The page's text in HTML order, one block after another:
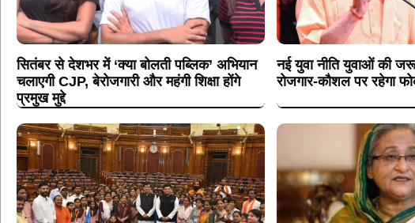
सितंबर से देशभर में ‘क्या बोलती पब्लिक’ अभियान
चलाएगी CJP, बेरोजगारी और महंगी शिक्षा होंगे
प्रमुख मुद्दे
नई युवा नीति युवाओं की
रोजगार-कौशल पर रहेगा